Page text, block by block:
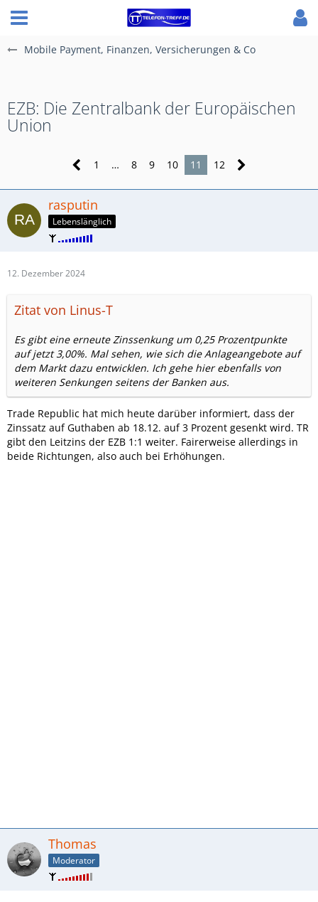
Mobile Payment, Finanzen, Versicherungen & Co
EZB: Die Zentralbank der Europäischen
Union
1 … 8 9 10 11 12
rasputin
Lebenslänglich
12. Dezember 2024
Zitat von Linus-T
Es gibt eine erneute Zinssenkung um 0,25 Prozentpunkte
auf jetzt 3,00%. Mal sehen, wie sich die Anlageangebote auf
dem Markt dazu entwicklen. Ich gehe hier ebenfalls von
weiteren Senkungen seitens der Banken aus.
Trade Republic hat mich heute darüber informiert, dass der
Zinssatz auf Guthaben ab 18.12. auf 3 Prozent gesenkt wird. TR
gibt den Leitzins der EZB 1:1 weiter. Fairerweise allerdings in
beide Richtungen, also auch bei Erhöhungen.
Thomas
Moderator